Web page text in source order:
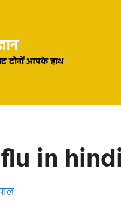
दोनों आपके हाथ
in